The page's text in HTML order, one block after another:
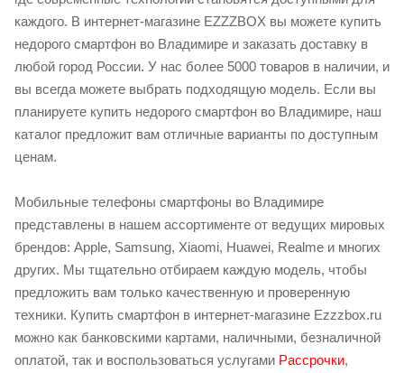
каждого. В интернет-магазине EZZZBOX вы можете купить
недорого смартфон во Владимире и заказать доставку в
любой город России. У нас более 5000 товаров в наличии, и
вы всегда можете выбрать подходящую модель. Если вы
планируете купить недорого смартфон во Владимире, наш
каталог предложит вам отличные варианты по доступным
ценам.
Мобильные телефоны смартфоны во Владимире
представлены в нашем ассортименте от ведущих мировых
брендов: Apple, Samsung, Xiaomi, Huawei, Realme и многих
других. Мы тщательно отбираем каждую модель, чтобы
предложить вам только качественную и проверенную
техники. Купить смартфон в интернет-магазине Ezzzbox.ru
можно как банковскими картами, наличными, безналичной
оплатой, так и воспользоваться услугами Рассрочки,